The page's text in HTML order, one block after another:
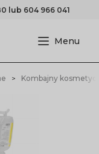
lub 604 966 041
Kombajny